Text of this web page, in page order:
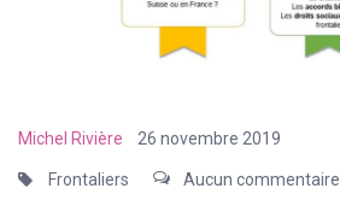
Michel Rivière 26 novembre 2019
Frontaliers Aucun commentaire